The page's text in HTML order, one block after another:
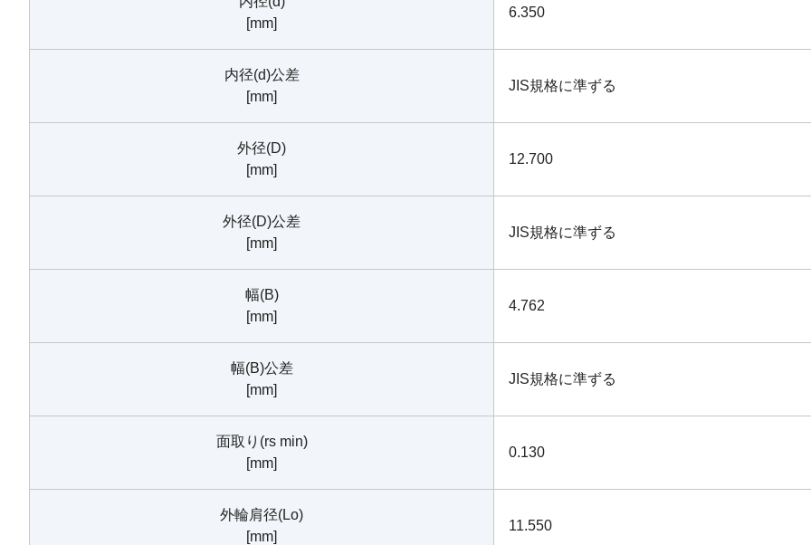
[mm]
6.350
内径(d)公差
[mm]
JIS規格に準ずる
外径(D)
[mm]
12.700
外径(D)公差
[mm]
JIS規格に準ずる
幅(B)
[mm]
4.762
幅(B)公差
[mm]
JIS規格に準ずる
面取り(rs min)
[mm]
0.130
外輪肩径(Lo)
[mm]
11.550